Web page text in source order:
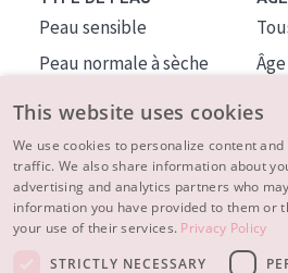
Peau sensible
Peau normale à sèche
Peau mixte ou grasse
Peau mature
Peau ménopausée
Âge
À PROPOS
CONSEILS BEAUTÉ
This website uses cookies
We use cookies to personalize content
traffic. We also share information about
advertising and analytics partners who
information you have provided to them or
your use of their services. Privacy Policy
STRICTLY NECESSARY